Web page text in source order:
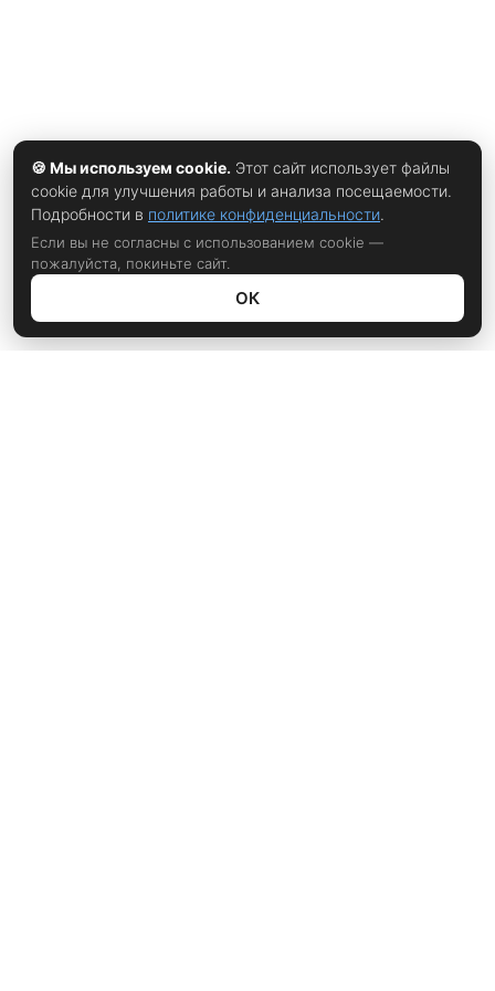
🍪 Мы используем cookie. Этот сайт использует файлы
cookie для улучшения работы и анализа посещаемости.
Подробности в политике конфиденциальности.
Если вы не согласны с использованием cookie —
пожалуйста, покиньте сайт.
ОК